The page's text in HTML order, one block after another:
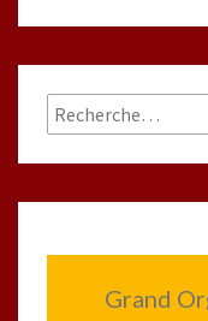
Rechercher :
Grand